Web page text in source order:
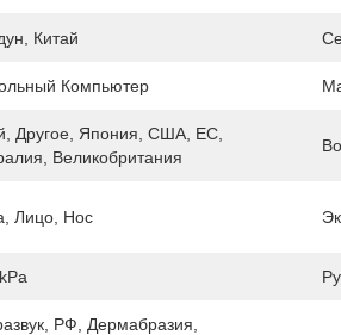
Китай
Компьютер
Другое, Япония, США, ЕС,
Великобритания
Лицо, Нос
РФ, Дермабразия,